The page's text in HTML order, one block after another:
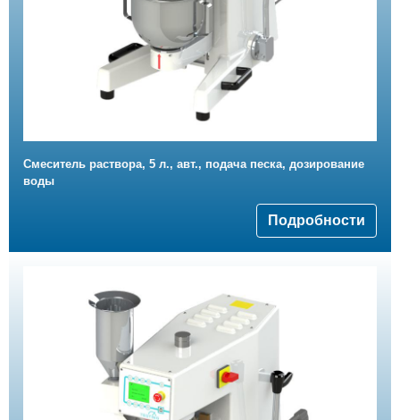
Смеситель раствора, 5 л., авт., подача песка, дозирование
воды
Подробности